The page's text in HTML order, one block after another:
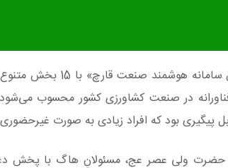
در صنعت کشاورزی کشور محسوب
پیگیری بود که افراد زیادی به صورت
حضرت ولی عصر عج، مسئولانِ هاگ با پخش